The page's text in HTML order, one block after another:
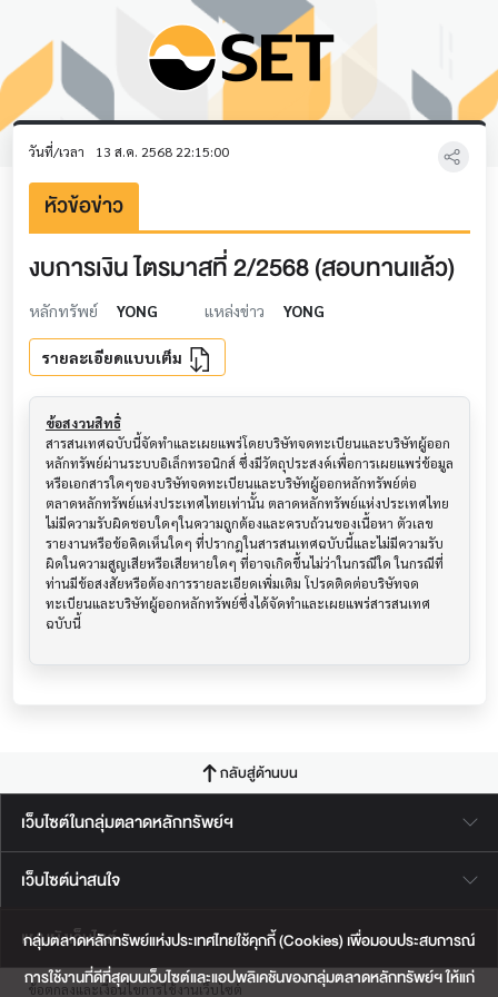
กลุ่มตลาดหลักทรัพย์แห่งประเทศไทยใช้คุกกี้ (Cookies) เพื่อมอบประสบการณ์
การใช้งานที่ดีที่สุดบนเว็บไซต์และแอปพลิเคชันของกลุ่มตลาดหลักทรัพย์ฯ ให้แก่
วันที่/เวลา 13 ส.ค. 2568 22:15:00
หัวข้อข่าว
งบการเงิน ไตรมาสที่ 2/2568 (สอบทานแล้ว)
หลักทรัพย์ YONG แหล่งข่าว YONG
รายละเอียดแบบเต็ม
ข้อสงวนสิทธิ์
สารสนเทศฉบับนี้จัดทำและเผยแพร่โดยบริษัทจดทะเบียนและบริษัทผู้ออก
หลักทรัพย์ผ่านระบบอิเล็กทรอนิกส์ ซึ่งมีวัตถุประสงค์เพื่อการเผยแพร่ข้อมูล
หรือเอกสารใดๆของบริษัทจดทะเบียนและบริษัทผู้ออกหลักทรัพย์ต่อ
ตลาดหลักทรัพย์แห่งประเทศไทยเท่านั้น ตลาดหลักทรัพย์แห่งประเทศไทย
ไม่มีความรับผิดชอบใดๆในความถูกต้องและครบถ้วนของเนื้อหา ตัวเลข
รายงานหรือข้อคิดเห็นใดๆ ที่ปรากฎในสารสนเทศฉบับนี้และไม่มีความรับ
ผิดในความสูญเสียหรือเสียหายใดๆ ที่อาจเกิดขึ้นไม่ว่าในกรณีใด ในกรณีที่
ท่านมีข้อสงสัยหรือต้องการรายละเอียดเพิ่มเติม โปรดติดต่อบริษัทจด
ทะเบียนและบริษัทผู้ออกหลักทรัพย์ซึ่งได้จัดทำและเผยแพร่สารสนเทศ
ฉบับนี้
กลับสู่ด้านบน
เว็บไซต์ในกลุ่มตลาดหลักทรัพย์ฯ
เว็บไซต์น่าสนใจ
แผนผังเว็บไซต์
ข้อตกลงและเงื่อนไขการใช้งานเว็บไซต์